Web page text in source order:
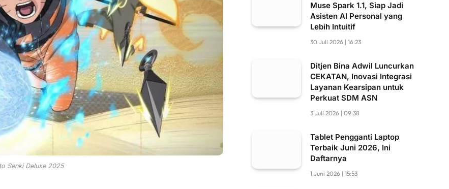
Senki Deluxe 2025
Muse Spark 1.1, Siap Jadi
Asisten AI Personal yang
Lebih Intuitif
30 Juli 2026 | 16:23
Ditjen Bina Adwil Luncurkan
CEKATAN, Inovasi Integrasi
Layanan Kearsipan untuk
Perkuat SDM ASN
3 Juli 2026 | 09:38
Tablet Pengganti Laptop
Terbaik Juni 2026, Ini
Daftarnya
1 Juni 2026 | 15:53